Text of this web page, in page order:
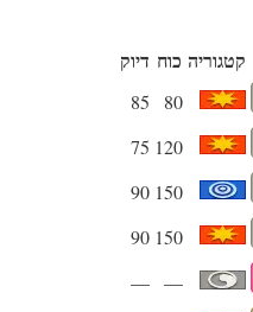
קטגוריה כוח דיוק
80
85
120
75
150
90
150
90
—
—